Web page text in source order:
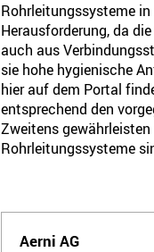
Rohrleitungssysteme
Herausforderung, da
auch aus
sie hohe hygienische
hier auf dem Portal
entsprechend den
Zweitens
Rohrleitungssysteme
Aerni AG